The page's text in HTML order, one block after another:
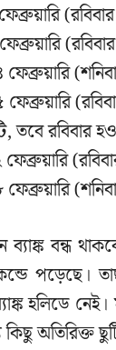
তবে রবিবার
বন্ধ
পড়েছে।
হলিডে
কিছু অতিরিক্ত